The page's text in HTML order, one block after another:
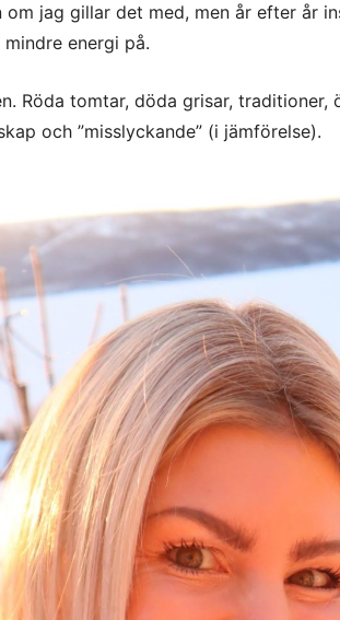
jag gillar det med, men år efter år
energi på.
Röda tomtar, döda grisar,
och ”misslyckande” (i jämförelse).